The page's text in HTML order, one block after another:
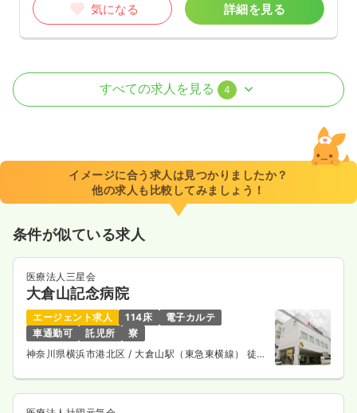
気になる 詳細を見る
外来
8:30～17:00
日祝休み
月給25万円以上可
気になる
2交代（常勤）
給与 お問い合わせください
時間 8:30～17:00
気になる 詳細を見る
すべての求人を見る 4
イメージに合う求人は見つかりましたか？
他の求人も比較してみましょう！
条件が似ている求人
医療法人三星会
大倉山記念病院
エージェント求人 114床
電子カルテ
車通勤可
託児所
寮
神奈川県横浜市港北区/ 大倉山駅（東急東横線） 徒歩